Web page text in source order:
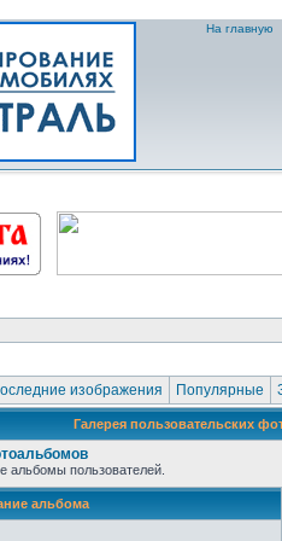
На главную
изображения Популярные
Галерея пользовательских
альбомы пользователей.
альбома